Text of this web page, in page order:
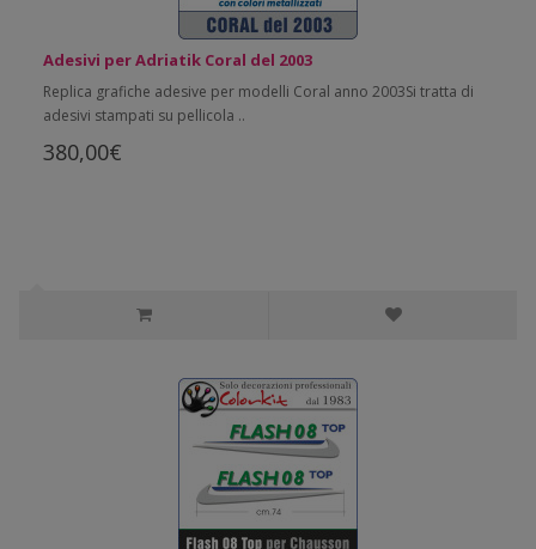
Adesivi per Adriatik Coral del 2003
Replica grafiche adesive per modelli Coral anno 2003Si tratta di
adesivi stampati su pellicola ..
380,00€